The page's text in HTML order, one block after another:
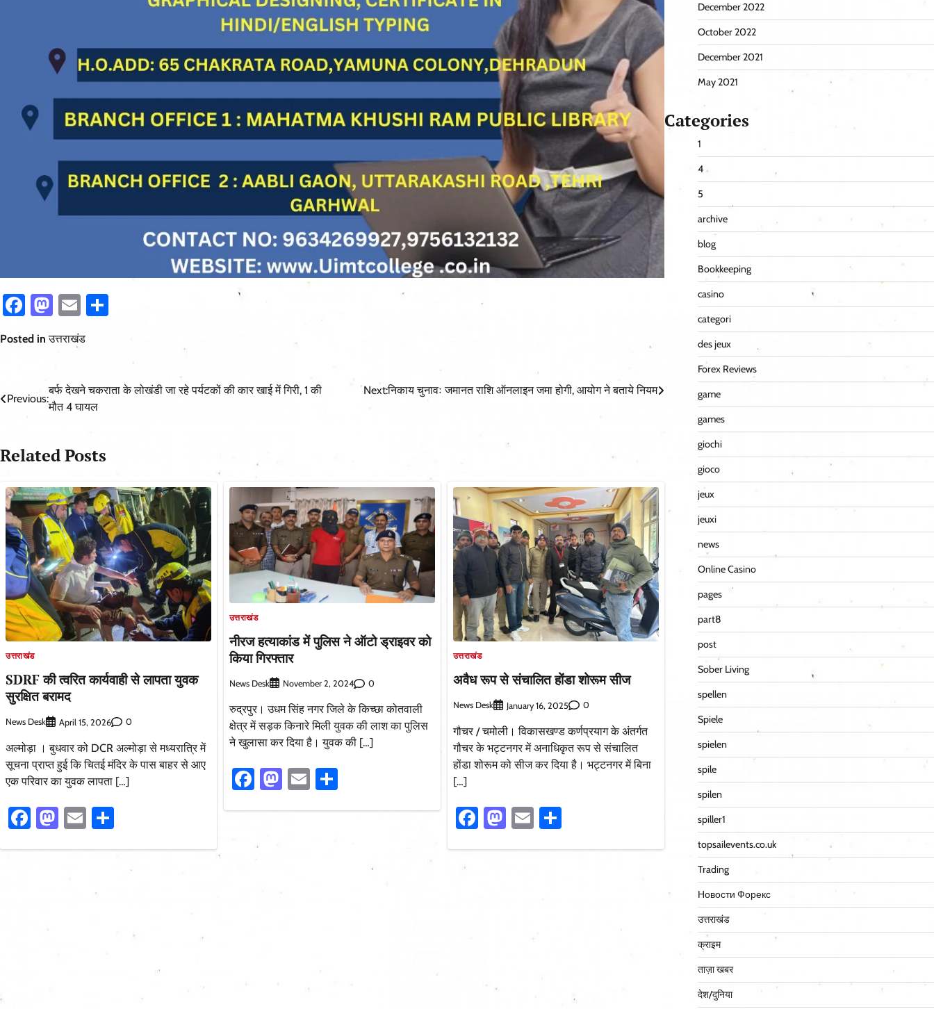
Facebook
Mastodon
Email
Posted inउत्तराखंड
Post
navigation
Previous:
बर्फ देखने चकराता के लोखंडी जा रहे पर्यटकों की कार खाई में गिरी, 1 की
मौत 4 घायल
Next:निकाय चुनावः जमानत राशि ऑनलाइन जमा होगी, आयोग ने बताये नियम
Related Posts
उत्तराखंड
SDRF की त्वरित कार्यवाही से लापता युवक
सुरक्षित बरामद
News Desk April 15, 2026 0
अल्मोड़ा । बुधवार को DCR अल्मोड़ा से मध्यरात्रि में
सूचना प्राप्त हुई कि चितई मंदिर के पास बाहर से आए
एक परिवार का युवक लापता […]
Facebook
Mastodon
Email
उत्तराखंड
नीरज हत्याकांड में पुलिस ने ऑटो ड्राइवर को
किया गिरफ्तार
News Desk November 2, 2024 0
रुद्रपुर। उधम सिंह नगर जिले के किच्छा कोतवाली
क्षेत्र में सड़क किनारे मिली युवक की लाश का पुलिस
ने खुलासा कर दिया है। युवक की […]
Facebook
Mastodon
EmailShare
उत्तराखंड
अवैध रूप से संचालित होंडा शोरूम सीज
News Desk January 16, 2025 0
गौचर / चमोली। विकासखण्ड कर्णप्रयाग के अंतर्गत
गौचर के भट्टनगर में अनाधिकृत रूप से संचालित
होंडा शोरूम को सीज कर दिया है। भट्टनगर में बिना
[…]
Facebook
Mastodon
EmailShare
December 2022
October 2022
December 2021
May 2021
Categories
1
4
5
archive
blog
Bookkeeping
casino
categori
des jeux
Forex Reviews
game
games
giochi
gioco
jeux
jeuxi
news
Online Casino
pages
part8
post
Sober Living
spellen
Spiele
spielen
spile
spilen
spiller1
topsailevents.co.uk
Trading
Новости Форекс
उत्तराखंड
क्राइम
ताज़ा खबर
देश/दुनिया